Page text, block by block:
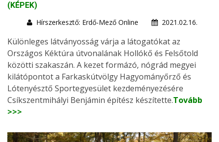
(KÉPEK)
Hírszerkesztő: Erdő-Mező Online
2021.02.16.
Különleges látványosság várja a látogatókat az
Országos Kéktúra útvonalának Hollókő és Felsőtold
közötti szakaszán. A kezet formázó, nógrád megyei
kilátópontot a Farkaskútvölgy Hagyományőrző és
Lótenyésztő Sportegyesület kezdeményezésére
Csíkszentmihályi Benjámin építész készítette.Tovább
>>>